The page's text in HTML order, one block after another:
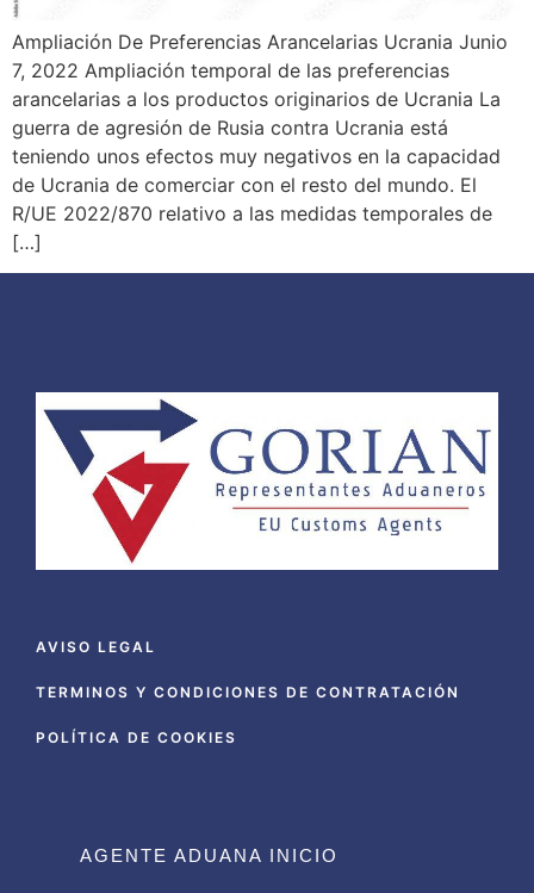
Ampliación De Preferencias Arancelarias Ucrania Junio
7, 2022 Ampliación temporal de las preferencias
arancelarias a los productos originarios de Ucrania La
guerra de agresión de Rusia contra Ucrania está
teniendo unos efectos muy negativos en la capacidad
de Ucrania de comerciar con el resto del mundo. El
R/UE 2022/870 relativo a las medidas temporales de
[…]
AVISO LEGAL
TERMINOS Y CONDICIONES DE CONTRATACIÓN
POLÍTICA DE COOKIES
AGENTE ADUANA INICIO